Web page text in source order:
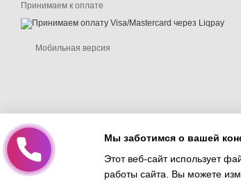
Принимаем к оплате
Мобильная версия
Мы заботимся о вашей
Этот веб-сайт использует
работы сайта. Вы можете